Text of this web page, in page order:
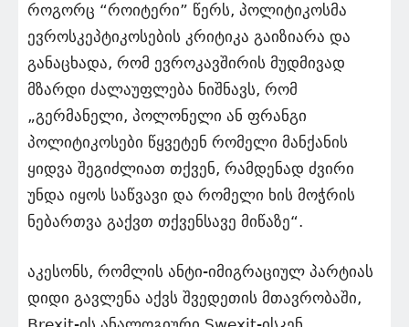
როგორც “როიტერი” წერს, პოლიტიკოსმა
ევროსკეპტიკოსების კრიტიკა გაიზიარა და
განაცხადა, რომ ევროკავშირის მუდმივად
მზარდი ძალაუფლება ნიშნავს, რომ
„გერმანელი, პოლონელი ან ფრანგი
პოლიტიკოსები წყვეტენ რომელი მანქანის
ყიდვა შეგიძლიათ თქვენ, რამდენად ძვირი
უნდა იყოს საწვავი და რომელი ხის მოჭრის
ნებართვა გაქვთ თქვენსავე მიწაზე“.
აკესონს, რომლის ანტი-იმიგრაციულ პარტიას
დიდი გავლენა აქვს შვედეთის მთავრობაში,